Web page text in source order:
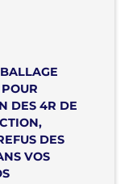
DES 4R DE
DES
VOS